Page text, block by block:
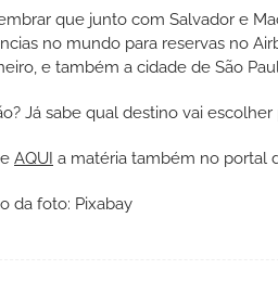
que junto com Salvador e
no mundo para reservas no
e também a cidade de São
Já sabe qual destino vai
AQUI a matéria também no portal
da foto: Pixabay